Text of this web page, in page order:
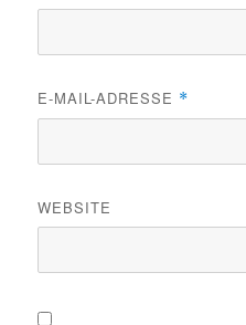
E-MAIL-ADRESSE *
WEBSITE